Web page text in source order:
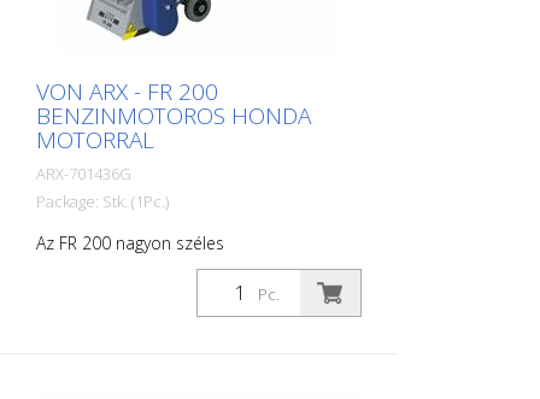
VON ARX - FR 200
BENZINMOTOROS HONDA
MOTORRAL
ARX-701436G
Package: Stk. (1Pc.)
Az FR 200 nagyon széles
teljesítményspektrumot kínál. Az egyszerű
takarítási tevékenységektől kezdve az
útburkolat-jelölési ágazatban végzett
Pc.